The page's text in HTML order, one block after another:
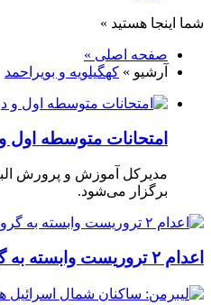
شما اینجا هستید »
صفحه اصلی »
آرشیو » کهگیلویه و بویراحمد
امتحانات متوسطه
برگزار می‌شود.
اعدام ۲ تروریست وابسته به گروهک تروریستی منافقین